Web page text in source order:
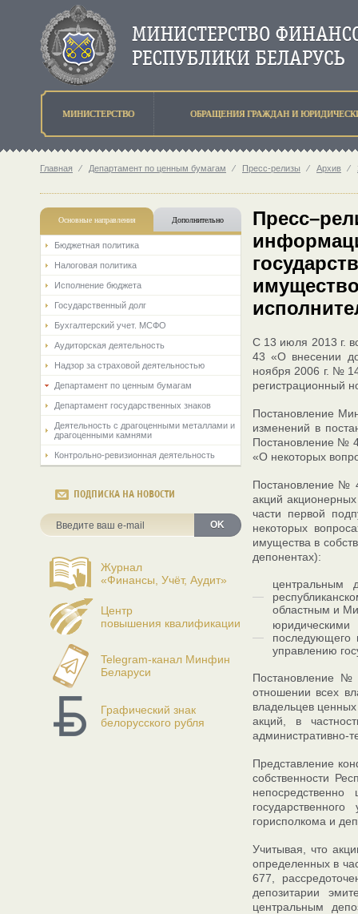
МИНИСТЕРСТВО ОБРАЩЕНИЯ ГРАЖДАН И
Главная ⁄ Департамент по ценным бумагам ⁄ Пресс-релизы ⁄ Архив ⁄
Основные направления Дополнительно
Бюджетная политика
Налоговая политика
Исполнение бюджета
Государственный долг
Бухгалтерский учет. МСФО
Аудиторская деятельность
Надзор за страховой деятельностью
Департамент по ценным бумагам
Департамент государственных знаков
Деятельность с драгоценными металлами и
драгоценными камнями
Контрольно-ревизионная деятельность
ПОДПИСКА НА НОВОСТИ
OK
Журнал
«Финансы, Учёт, Аудит»
Центр
повышения квалификации
Telegram-канал Минфин
Беларуси
Графический знак
белорусского рубля
С 13 июля 2013 г.
43 «О внесении
ноября 2006 г. №
регистрационный
Постановление
изменений в
Постановление №
«О некоторых
Постановление №
акций
части первой
некоторых
имущества в
депонентах):
центральным
областным и
последующего
управлению
Постановление №
отношении всех
владельцев
акций, в
административно-
Представление
собственности
горисполкома и
Учитывая, что
определенных в
677,
депозитарии
центральным